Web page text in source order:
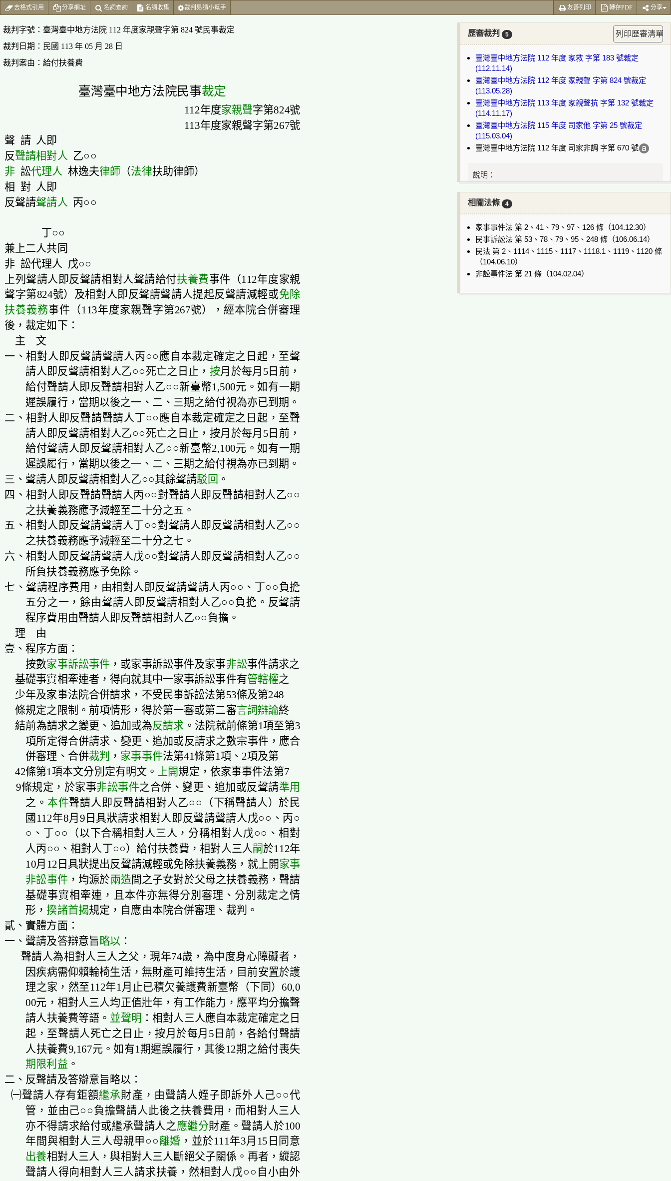
去格式引用 分享網址 名詞查詢 名詞收集 裁判易讀小幫手 友善列印 轉存PDF 分享
裁判字號： 臺灣臺中地方法院 112 年度家親聲字第 824 號民事裁定
裁判日期： 民國 113 年 05 月 28 日
裁判案由： 給付扶養費
臺灣臺中地方法院民事裁定
112年度家親聲字第824號
113年度家親聲字第267號
聲 請 人即
反聲請相對人 乙○○
非 訟代理人 林逸夫律師 （法律扶助律師）
相 對 人即
反聲請聲請人 丙○○
丁○○
兼上二人共同
非 訟代理人 戊○○
上列聲請人即反聲請相對人聲請給付扶養費事件（112年度家親
聲字第824號）及相對人即反聲請聲請人提起反聲請減輕或免除
扶養義務事件（113年度家親聲字第267號），經本院合併審理
後，裁定如下：
主 文
一、相對人即反聲請聲請人丙○○應自本裁定確定之日起，至聲
請人即反聲請相對人乙○○死亡之日止， 按月於每月5日前，
給付聲請人即反聲請相對人乙○○新臺幣1,500元。如有一期
遲誤履行，當期以後之一、二、三期之給付視為亦已到期。
二、相對人即反聲請聲請人丁○○應自本裁定確定之日起，至聲
請人即反聲請相對人乙○○死亡之日止，按月於每月5日前，
給付聲請人即反聲請相對人乙○○新臺幣2,100元。如有一期
遲誤履行，當期以後之一、二、三期之給付視為亦已到期。
三、聲請人即反聲請相對人乙○○其餘聲請駁回 。
四、相對人即反聲請聲請人丙○○對聲請人即反聲請相對人乙○○
之扶養義務應予減輕至二十分之五。
五、相對人即反聲請聲請人丁○○對聲請人即反聲請相對人乙○○
之扶養義務應予減輕至二十分之七。
六、相對人即反聲請聲請人戊○○對聲請人即反聲請相對人乙○○
所負扶養義務應予免除。
七、 聲請程序費用，由相對人即反聲請聲請人丙○○、丁○○負擔
五分之一，餘由聲請人即反聲請相對人乙○○負擔。 反聲請
程序費用由聲請人即反聲請相對人乙○○負擔。
理 由
壹、程序方面：
按數家事訴訟事件 ，或家事訴訟事件及家事非訟事件請求之
基礎事實相牽連者，得向就其中一家事訴訟事件有管轄權之
少年及家事法院合併請求，不受民事訴訟法第53條及第248
條規定之限制。前項情形，得於第一審或第二審言詞辯論終
結前為請求之變更、追加或為反請求 。法院就前條第1項至第3
項所定得合併請求、變更、追加或反請求之數宗事件，應合
併審理、合併裁判 ， 家事事件法第41條第1項、2項及第
42條第1項本文分別定有明文。
上開規定，依家事事件法第7
9條規定，於家事非訟事件之合併、變更、追加或反聲請準用
之。 本件聲請人即反聲請相對人乙○○（下稱聲請人）於民
國112年8月9日具狀請求相對人即反聲請聲請人戊○○、丙○
○、丁○○（以下合稱相對人三人，分稱相對人戊○○、相對
人丙○○、相對人丁○○）給付扶養費 ，相對人三人嗣於112年
10月12日具狀提出反聲請減輕或免除扶養義務，就上開家事
非訟事件，均源於兩造間之子女對於父母之扶養義務，聲請
基礎事實相牽連，且本件亦無得分別審理、分別裁定之情
形， 揆諸首揭規定，自應由本院合併審理、裁判。
貳、實體方面：
一、聲請及答辯意旨略以 ：
聲請人為相對人三人之父，現年74歲，為中度身心障礙者，
因疾病需仰賴輪椅生活，無財產可維持生活，目前安置於護
理之家，然至112年1月止已積欠養護費新臺幣（下同）60,0
00元，相對人三人均正值壯年，有工作能力，應平均分擔聲
請人扶養費等語。 並聲明 ：相對人三人應自本裁定確定之日
起，至聲請人死亡之日止，按月於每月5日前，各給付聲請
人扶養費9,167元。如有1期遲誤履行，其後12期之給付喪失
期限利益 。
二、反聲請及答辯意旨略以：
㈠聲請人存有鉅額繼承財產，由聲請人姪子即訴外人己○○代
管，並由己○○負擔聲請人此後之扶養費用，而相對人三人
亦不得請求給付或繼承聲請人之 應繼分財產。聲請人於100
年間與相對人三人母親甲○○離婚 ，並於111年3月15日同意
出養相對人三人，與相對人三人斷絕父子關係。再者，縱認
聲請人得向相對人三人請求扶養，然相對人戊○○自小由外
歷審裁判 5 列印歷審清單
臺灣臺中地方法院 112 年度 家救 字第 183 號裁定
(112.11.14)
臺灣臺中地方法院 112 年度 家親聲 字第 824 號裁定
(113.05.28)
臺灣臺中地方法院 113 年度 家親聲抗 字第 132 號裁定
(114.11.17)
臺灣臺中地方法院 115 年度 司家他 字第 25 號裁定
(115.03.04)
臺灣臺中地方法院 112 年度 司家非調 字第 670 號
說明：
：案件目前上訴到最高法院/最高行政法院審理中。
相關法條 4
家事事件法 第 2、41、79、97、126 條（104.12.30）
民事訴訟法 第 53、78、79、95、248 條（106.06.14）
民法 第 2、1114、1115、1117、1118.1、1119、1120 條
（104.06.10）
非訟事件法 第 21 條（104.02.04）